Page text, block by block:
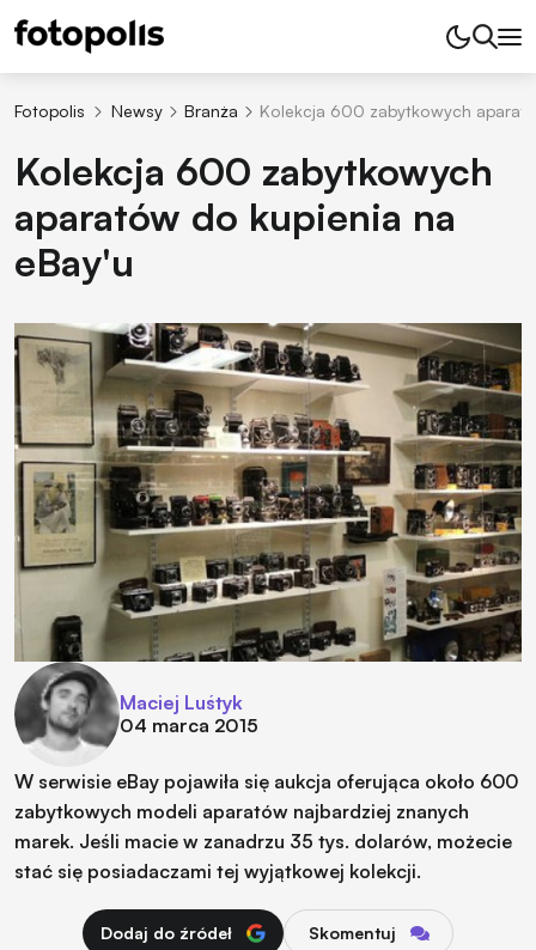
Fotopolis Newsy Branża Kolekcja 600 zabytkowych
Kolekcja 600 zabytkowych
aparatów do kupienia na
eBay'u
Maciej Luśtyk
04 marca 2015
W serwisie eBay pojawiła się aukcja oferująca około 600
zabytkowych modeli aparatów najbardziej znanych
marek. Jeśli macie w zanadrzu 35 tys. dolarów, możecie
stać się posiadaczami tej wyjątkowej kolekcji.
Dodaj do źródeł Skomentuj